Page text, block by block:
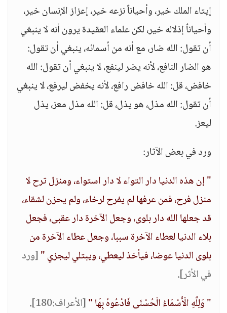
إيتاء الملك خير، وأحياناً نزعه خير، إعزاز الإنسان خير،
وأحياناً إذلاله خير، لكن علماء العقيدة يرون أنه لا ينبغي
أن تقول: الله ضار، مع أنه من أسمائه، ينبغي أن تقول:
هو الضار النافع، لأنه يضر لينفع، لا ينبغي أن تقول: الله
خافض، قل: الله خافض رافع، لأنه يخفض ليرفع، لا ينبغي
أن تقول: الله مذل، هو يذل، قل: الله مذل معز، يذل
ليعز.
ورد في بعض الآثار:
" إن هذه الدنيا دار التواء لا دار استواء، ومنزل ترح لا
منزل فرح، فمن عرفها لم يفرح لرخاء، ولم يحزن لشقاء،
قد جعلها الله دار بلوى، وجعل الآخرة دار عقبى، فجعل
بلاء الدنيا لعطاء الآخرة سببا، وجعل عطاء الآخرة من
بلوى الدنيا عوضا، فيأخذ ليعطي، ويبتلي ليجزي "[ورد
في الأثر].
" وَلِلَّهِ الْأَسْمَاءُ الْحُسْنَى فَادْعُوهُ بِهَا "[الأعراف:180]
.